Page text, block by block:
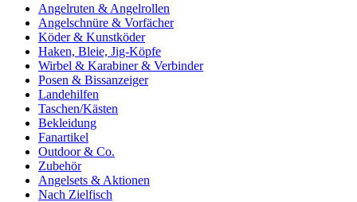
Angelruten & Angelrollen
Angelschnüre & Vorfächer
Köder & Kunstköder
Haken, Bleie, Jig-Köpfe
Wirbel & Karabiner & Verbinder
Posen & Bissanzeiger
Landehilfen
Taschen/Kästen
Bekleidung
Fanartikel
Outdoor & Co.
Zubehör
Angelsets & Aktionen
Nach Zielfisch